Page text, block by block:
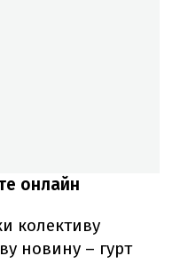
онлайн
колективу
новину – гурт